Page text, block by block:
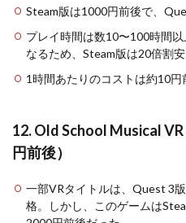
Steam版は1000円前後で、
プレイ時間は数10〜100時間
なるため、Steam版は20倍割安
1時間あたりのコストは約10円
12. Old School Musical
円前後）
一部VRタイトルは、Quest 3
格。しかし、このゲームは